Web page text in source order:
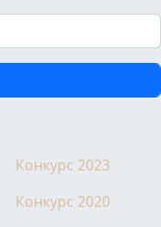
Конкурс 2023
Конкурс 2020